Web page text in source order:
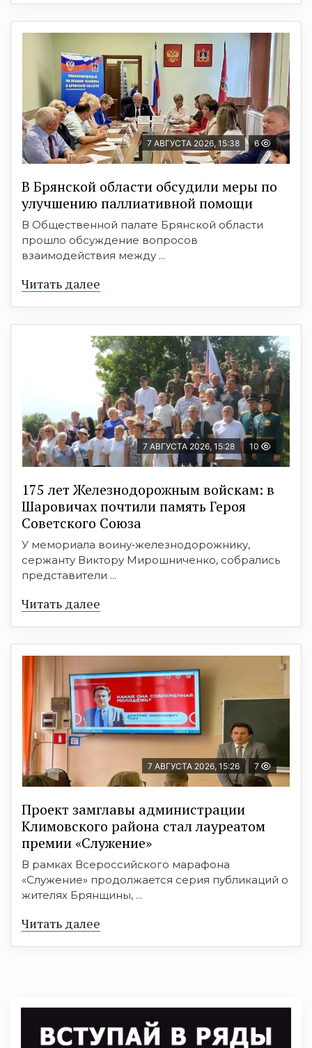
7 АВГУСТА 2026, 15:38 6
В Брянской области обсудили меры по
улучшению паллиативной помощи
В Общественной палате Брянской области
прошло обсуждение вопросов
взаимодействия между ...
Читать далее
7 АВГУСТА 2026, 15:28 10
175 лет Железнодорожным войскам: в
Шаровичах почтили память Героя
Советского Союза
У мемориала воину‑железнодорожнику,
сержанту Виктору Мирошниченко, собрались
представители ...
Читать далее
7 АВГУСТА 2026, 15:26 7
Проект замглавы администрации
Климовского района стал лауреатом
премии «Служение»
В рамках Всероссийского марафона
«Служение» продолжается серия публикаций о
жителях Брянщины, ...
Читать далее